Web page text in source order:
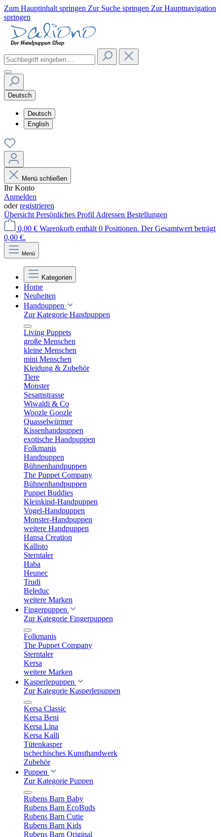
Zum Hauptinhalt springen Zur Suche springen Zur Hauptnavigation
springen
Deutsch
Deutsch
English
Menü schließen
Ihr Konto
Anmelden
oderregistrieren
Übersicht Persönliches Profil Adressen Bestellungen
0,00 € Warenkorb enthält 0 Positionen. Der Gesamtwert beträgt
0,00 €.
Menü
Kategorien
Home
Neuheiten
Handpuppen
Zur Kategorie Handpuppen
Living Puppets
große Menschen
kleine Menschen
mini Menschen
Kleidung & Zubehör
Tiere
Monster
Sesamstrasse
Wiwaldi & Co
Woozle Goozle
Quasselwürmer
Kissenhandpuppen
exotische Handpuppen
Folkmanis
Handpuppen
Bühnenhandpuppen
The Puppet Company
Bühnenhandpuppen
Puppet Buddies
Kleinkind-Handpuppen
Vogel-Handpuppen
Monster-Handpuppen
weitere Handpuppen
Hansa Creation
Kallisto
Sterntaler
Haba
Heunec
Trudi
Beleduc
weitere Marken
Fingerpuppen
Zur Kategorie Fingerpuppen
Folkmanis
The Puppet Company
Sterntaler
Kersa
weitere Marken
Kasperlepuppen
Zur Kategorie Kasperlepuppen
Kersa Classic
Kersa Beni
Kersa Lina
Kersa Kalli
Tütenkasper
tschechisches Kunsthandwerk
Zubehör
Puppen
Zur Kategorie Puppen
Rubens Barn Baby
Rubens Barn EcoBuds
Rubens Barn Cutie
Rubens Barn Kids
Rubens Barn Original